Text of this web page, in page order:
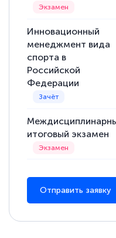
Инновационный
менеджмент вида
спорта в
Российской
Федерации
итоговый экзамен
Отправить заявку